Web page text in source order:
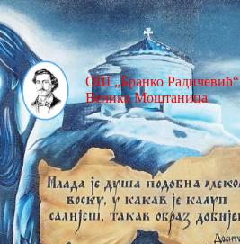
ОШ „Бранко Радичевић“
Велика Моштаница